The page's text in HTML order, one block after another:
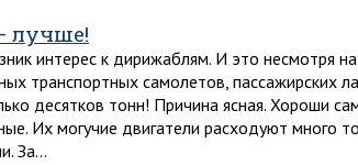
лучше!
интерес к дирижаблям. И это несмотря
транспортных самолетов, пассажирских
десятков тонн! Причина ясная. Хороши
Их могучие двигатели расходуют много
За…